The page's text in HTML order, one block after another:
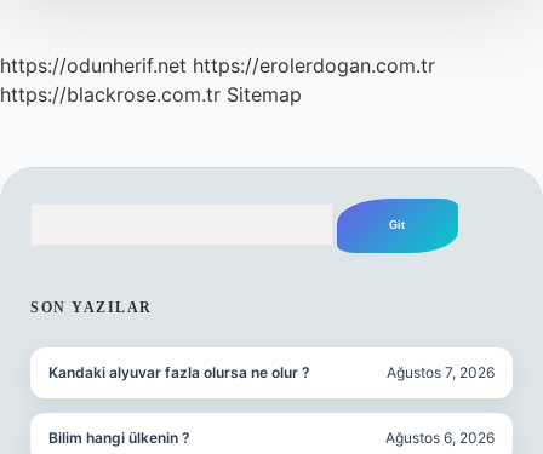
https://odunherif.net https://erolerdogan.com.tr
https://blackrose.com.tr Sitemap
SON YAZILAR
Kandaki alyuvar fazla olursa ne olur ? Ağustos 7, 2026
Bilim hangi ülkenin ? Ağustos 6, 2026